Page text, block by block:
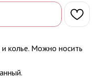
колье. Можно носить